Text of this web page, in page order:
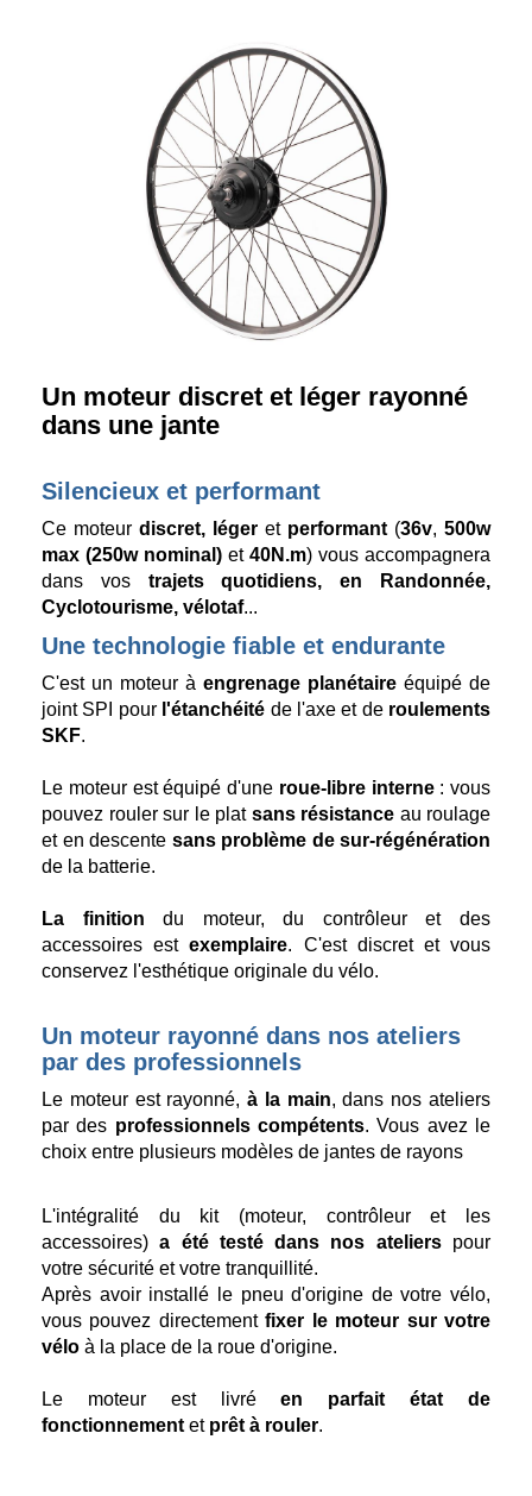
Un moteur discret et léger rayonné
dans une jante
Silencieux et performant
Ce moteur discret, léger et performant (36v, 500w
max (250w nominal) et 40N.m) vous accompagnera
dans vos trajets quotidiens, en Randonnée,
Cyclotourisme, vélotaf...
Une technologie fiable et endurante
C'est un moteur à engrenage planétaire équipé de
joint SPI pour l'étanchéité de l'axe et de roulements
SKF.
Le moteur est équipé d'une roue-libre interne: vous
pouvez rouler sur le plat sans résistance au roulage
et en descente sans problème de sur-régénération
de la batterie.
La finition du moteur, du contrôleur et des
accessoires estexemplaire. C'est discret et vous
conservez l'esthétique originale du vélo.
Un moteur rayonné dans nos ateliers
par des professionnels
Le moteur est rayonné,à la main, dans nos ateliers
par des professionnels compétents. Vous avez le
choix entre plusieurs modèles de jantes de rayons
L'intégralité du kit (moteur, contrôleur et les
accessoires)a été testé dans nos atelierspour
votre sécurité et votre tranquillité.
Après avoir installé le pneu d'origine de votre vélo,
vous pouvez directementfixer le moteur sur votre
vélo à la place de la roue d'origine.
Le moteur est livréen parfait état de
fonctionnement et prêt à rouler.